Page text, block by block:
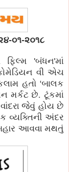
૦૧-૨૦૧૮
'બંધન'માં
વી એચ
હતો ‘બાલક
મર્કટ છે. ટૂંકમાં
જેવું હોય છે
વ્યક્તિની અંદર
આવવા મથતું